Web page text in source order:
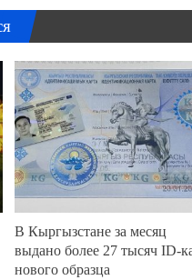
В Кыргызстане за месяц
выдано более 27 тысяч ID-
нового образца